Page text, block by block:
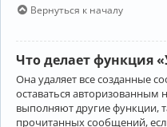
Вернуться к началу
Что делает функция
Она удаляет все созданные
оставаться авторизованным
выполняют другие функции,
прочитанных сообщений,